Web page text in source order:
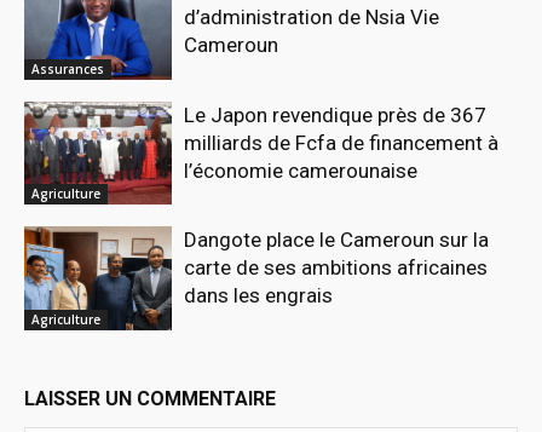
Assurances
d’administration de Nsia Vie
Cameroun
Agriculture
Le Japon revendique près de 367
milliards de Fcfa de financement à
l’économie camerounaise
Agriculture
Dangote place le Cameroun sur la
carte de ses ambitions africaines
dans les engrais
LAISSER UN COMMENTAIRE